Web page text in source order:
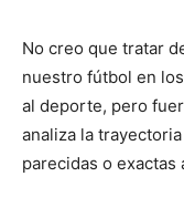
No creo que tratar
nuestro fútbol en
al deporte, pero
analiza la
parecidas o exactas